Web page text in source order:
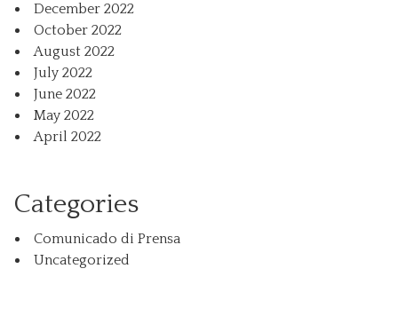
December 2022
October 2022
August 2022
July 2022
June 2022
May 2022
April 2022
Categories
Comunicado di Prensa
Uncategorized